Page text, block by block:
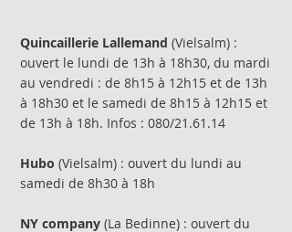
Quincaillerie Lallemand (Vielsalm) :
ouvert le lundi de 13h à 18h30, du mardi
au vendredi : de 8h15 à 12h15 et de 13h
à 18h30 et le samedi de 8h15 à 12h15 et
de 13h à 18h. Infos : 080/21.61.14
Hubo (Vielsalm) : ouvert du lundi au
samedi de 8h30 à 18h
NY company (La Bedinne) : ouvert du